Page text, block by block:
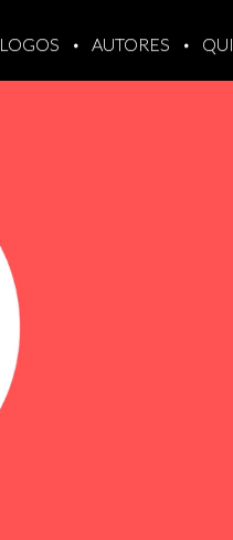
LOGOS AUTORES